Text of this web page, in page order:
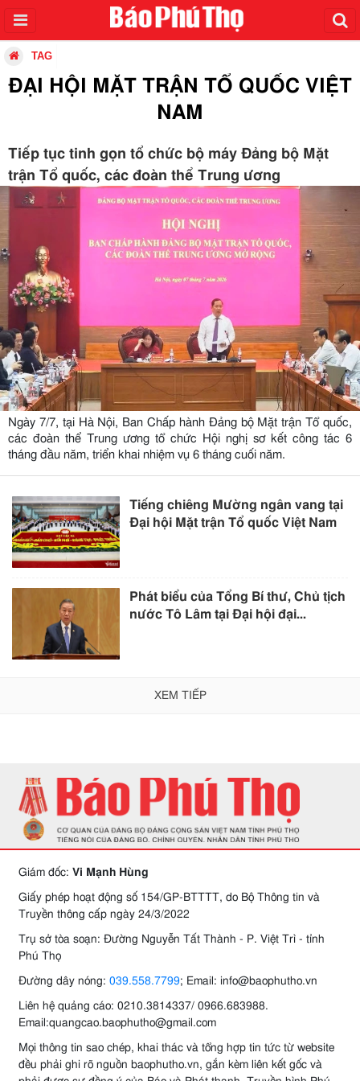
TAG
ĐẠI HỘI MẶT TRẬN TỔ QUỐC VIỆT
NAM
Tiếp tục tinh gọn tổ chức bộ máy Đảng bộ Mặt
trận Tổ quốc, các đoàn thể Trung ương
Ngày 7/7, tại Hà Nội, Ban Chấp hành Đảng bộ Mặt trận Tổ quốc,
các đoàn thể Trung ương tổ chức Hội nghị sơ kết công tác 6
tháng đầu năm, triển khai nhiệm vụ 6 tháng cuối năm.
Tiếng chiêng Mường ngân vang tại
Đại hội Mặt trận Tổ quốc Việt Nam
Phát biểu của Tổng Bí thư, Chủ tịch
nước Tô Lâm tại Đại hội đại...
XEM TIẾP
Giám đốc: Vi Mạnh Hùng
Giấy phép hoạt động số 154/GP-BTTTT, do Bộ Thông tin và
Truyền thông cấp ngày 24/3/2022
Trụ sở tòa soạn: Đường Nguyễn Tất Thành - P. Việt Trì - tỉnh
Phú Thọ
Đường dây nóng: 039.558.7799; Email: info@baophutho.vn
Liên hệ quảng cáo: 0210.3814337/ 0966.683988.
Email:quangcao.baophutho@gmail.com
Mọi thông tin sao chép, khai thác và tổng hợp tin tức từ website
đều phải ghi rõ nguồn baophutho.vn, gắn kèm liên kết gốc và